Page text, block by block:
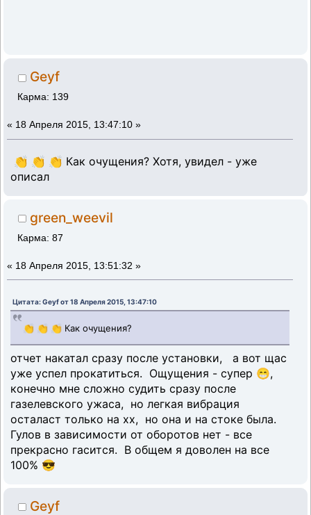
Geyf
Карма: 139
« 18 Апреля 2015, 13:47:10 »
👏 👏 👏 Как очущения? Хотя, увидел - уже
описал
green_weevil
Карма: 87
« 18 Апреля 2015, 13:51:32 »
Цитата: Geyf от 18 Апреля 2015, 13:47:10
👏 👏 👏 Как очущения?
отчет накатал сразу после установки, а вот щас
уже успел прокатиться. Ощущения - супер 😁,
конечно мне сложно судить сразу после
газелевского ужаса, но легкая вибрация
осталаст только на хх, но она и на стоке была.
Гулов в зависимости от оборотов нет - все
прекрасно гасится. В общем я доволен на все
100% 😎
Geyf